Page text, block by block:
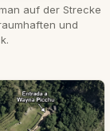
auf der Strecke
und